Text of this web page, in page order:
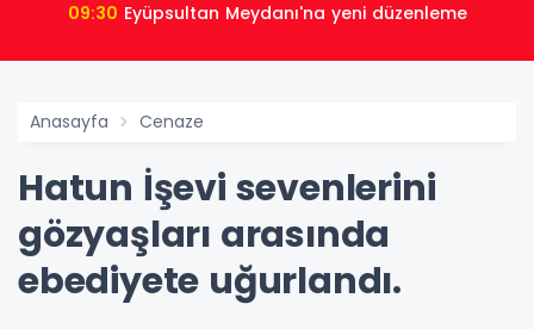
09:30 Eyüpsultan Meydanı'na yeni düzenleme
Anasayfa Cenaze
Hatun İşevi sevenlerini
gözyaşları arasında
ebediyete uğurlandı.